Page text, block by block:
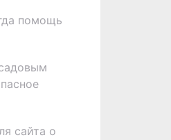
помощь
сайта о